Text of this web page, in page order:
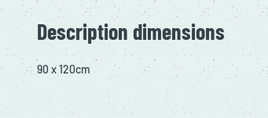
Description dimensions
90 x 120cm